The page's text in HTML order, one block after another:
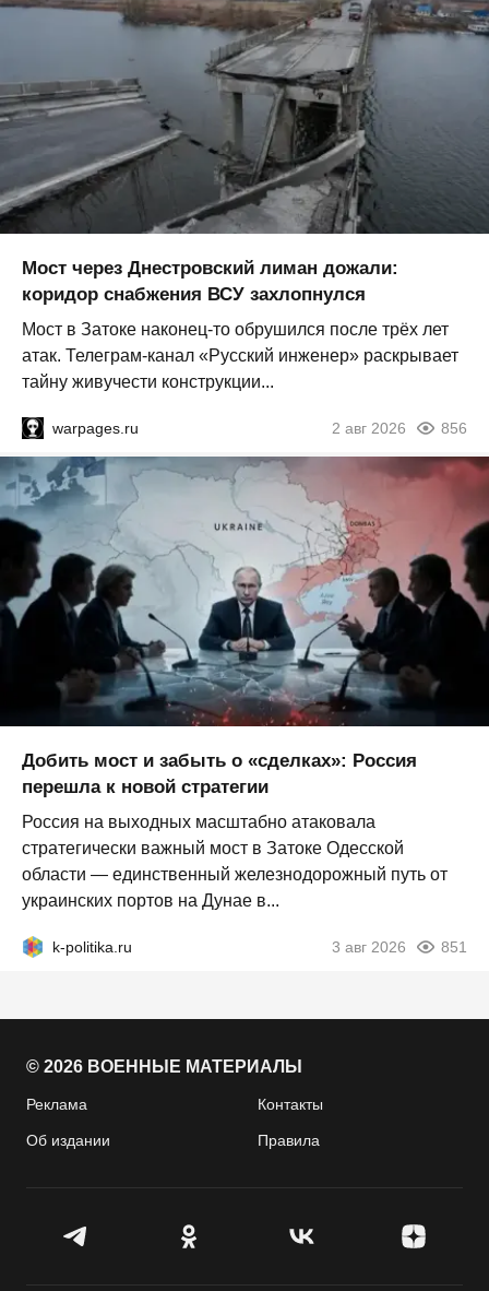
Мост через Днестровский лиман дожали:
коридор снабжения ВСУ захлопнулся
Мост в Затоке наконец-то обрушился после трёх лет
атак. Телеграм-канал «Русский инженер» раскрывает
тайну живучести конструкции...
warpages.ru 2 авг 2026 856
Добить мост и забыть о «сделках»: Россия
перешла к новой стратегии
Россия на выходных масштабно атаковала
стратегически важный мост в Затоке Одесской
области — единственный железнодорожный путь от
украинских портов на Дунае в...
k-politika.ru 3 авг 2026 851
© 2026 ВОЕННЫЕ МАТЕРИАЛЫ
Реклама Контакты
Об издании Правила